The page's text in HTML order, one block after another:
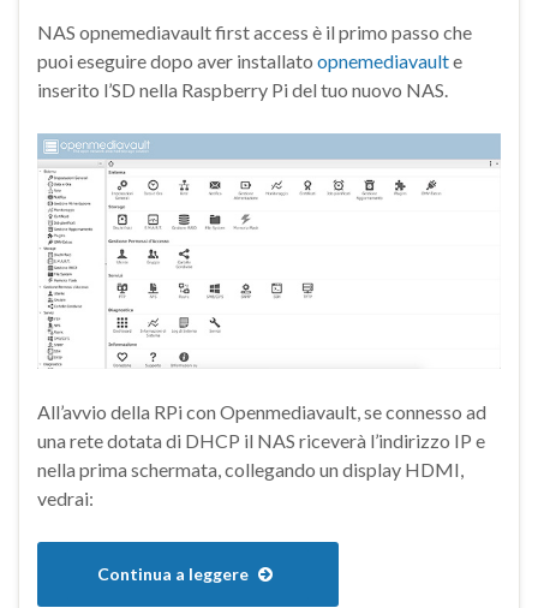
NAS opnemediavault first access è il primo passo che
puoi eseguire dopo aver installato opnemediavaulte
inserito l’SD nella Raspberry Pi del tuo nuovo NAS.
All’avvio della RPi con Openmediavault, se connesso ad
una rete dotata di DHCP il NAS riceverà l’indirizzo IP e
nella prima schermata, collegando un display HDMI,
vedrai:
Continua a leggere